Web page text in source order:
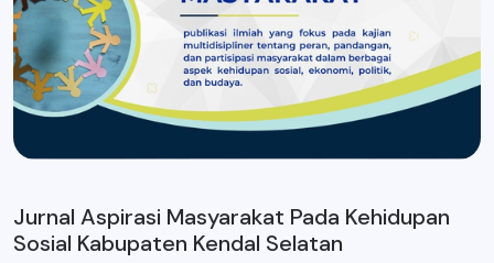
Jurnal Aspirasi Masyarakat Pada Kehidupan
Sosial Kabupaten Kendal Selatan